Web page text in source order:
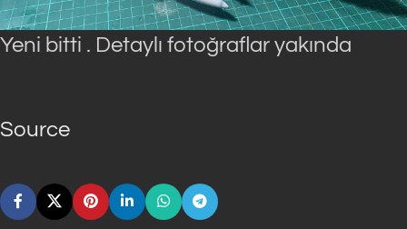
Yeni bitti . Detaylı fotoğraflar yakında
Source